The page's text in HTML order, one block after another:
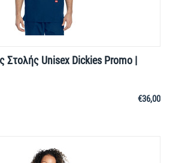
Στολής Unisex Dickies Promo |
€36,00